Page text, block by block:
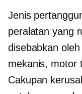
Jenis
peralatan yang
disebabkan
mekanis, motor
Cakupan